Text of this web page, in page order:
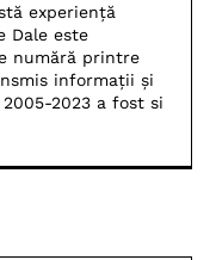
experiență
Dale este
numără printre
informații și
2023 a fost si